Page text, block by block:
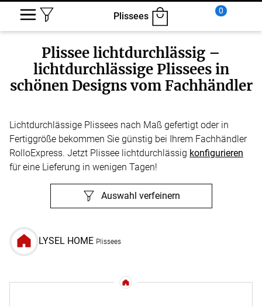
Plissees
0
Plissee lichtdurchlässig –
lichtdurchlässige Plissees in
schönen Designs vom Fachhändler
Lichtdurchlässige Plissees nach Maß gefertigt oder in
Fertiggröße bekommen Sie günstig bei Ihrem Fachhändler
RolloExpress. Jetzt Plissee lichtdurchlässig konfigurieren
für eine Lieferung in wenigen Tagen!
Auswahl verfeinern
LYSEL HOME Plissees